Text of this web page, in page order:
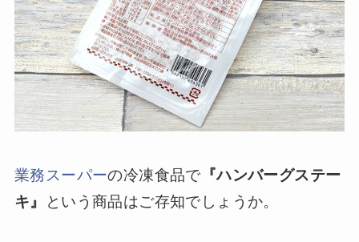
業務スーパーの冷凍食品で 『ハンバーグステー
キ』
という商品はご存知でしょうか。